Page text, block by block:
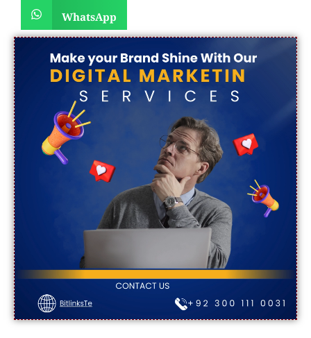
WhatsApp